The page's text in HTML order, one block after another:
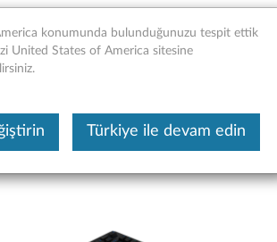
Genel Bakış ve
tarafından çevirisi yapılmış bir makaledir,
konumunda bulunduğunuzu tespit ettik
United States of America sitesine
Türkiye ile devam edin